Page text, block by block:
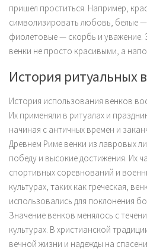
пришел проститься. Например,
символизировать любовь, белые
фиолетовые — скорбь и уважение.
венки не просто красивыми, а
История ритуальных
История использования венков
Их применяли в ритуалах и
начиная с античных времен и
Древнем Риме венки из лавровых
победу и высокие достижения. Их
спортивных соревнований и
культурах, таких как греческая,
использовались для поклонения
Значение венков менялось с
культурах. В христианской
вечной жизни и надежды на